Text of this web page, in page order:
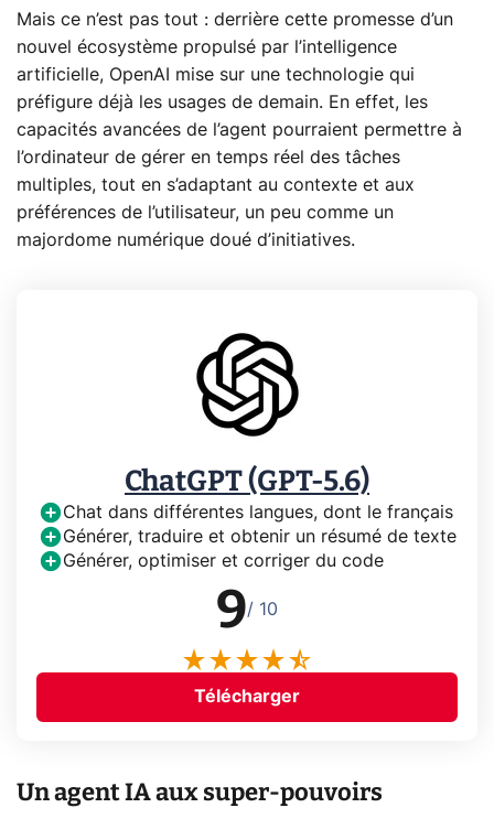
Mais ce n’est pas tout : derrière cette promesse d’un
nouvel écosystème propulsé par l’intelligence
artificielle, OpenAI mise sur une technologie qui
préfigure déjà les usages de demain. En effet, les
capacités avancées de l’agent pourraient permettre à
l’ordinateur de gérer en temps réel des tâches
multiples, tout en s’adaptant au contexte et aux
préférences de l’utilisateur, un peu comme un
majordome numérique doué d’initiatives.
ChatGPT (GPT-5.6)
Chat dans différentes langues, dont le français
Générer, traduire et obtenir un résumé de texte
Générer, optimiser et corriger du code
9/ 10
Télécharger
Un agent IA aux super-pouvoirs